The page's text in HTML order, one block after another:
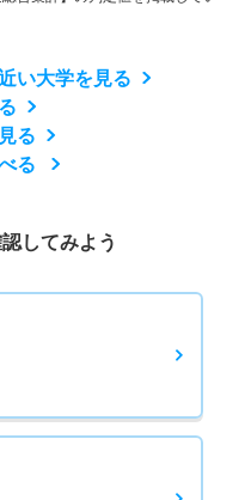
い大学を見る
る
る
してみよう